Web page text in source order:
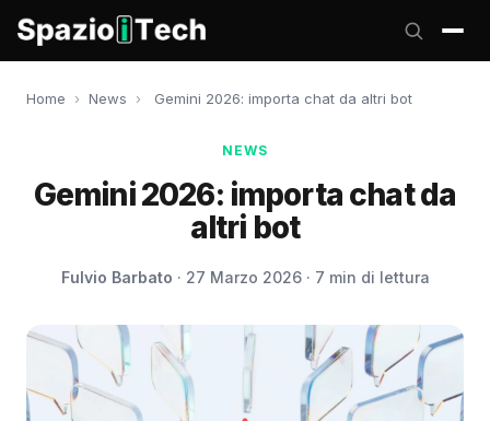
Home › News › Gemini 2026: importa chat da altri bot
NEWS
Gemini 2026: importa chat da
altri bot
Fulvio Barbato · 27 Marzo 2026 · 7 min di lettura